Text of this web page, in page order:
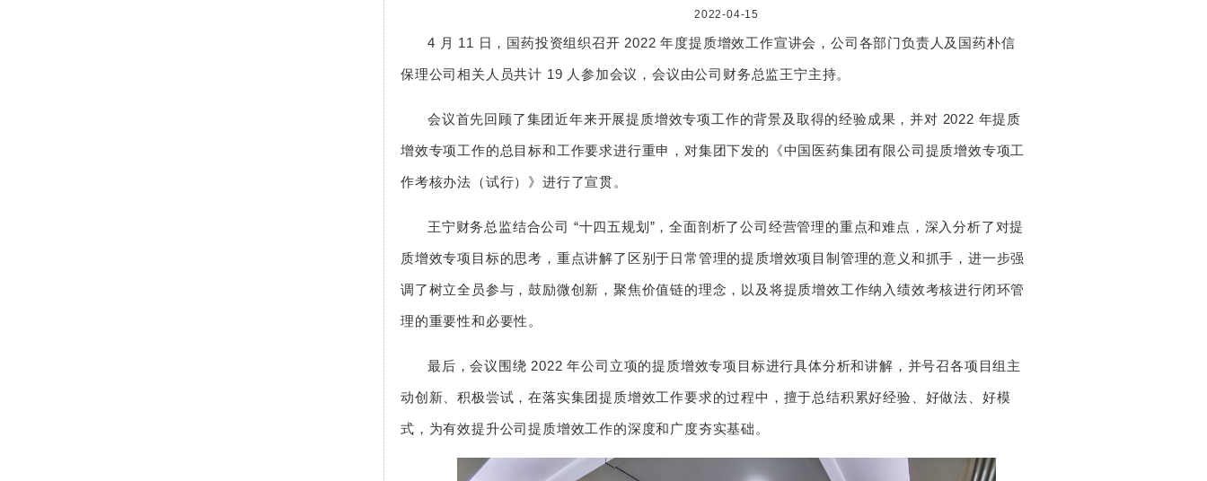
2022-04-15
4 月 11 日，国药投资组织召开 2022 年度提质增效工作宣讲会，公司各部门负责人及国药朴信
保理公司相关人员共计 19 人参加会议，会议由公司财务总监王宁主持。
会议首先回顾了集团近年来开展提质增效专项工作的背景及取得的经验成果，并对 2022 年提质
增效专项工作的总目标和工作要求进行重申，对集团下发的《中国医药集团有限公司提质增效专项工
作考核办法（试行）》进行了宣贯。
王宁财务总监结合公司 “十四五规划”，全面剖析了公司经营管理的重点和难点，深入分析了对提
质增效专项目标的思考，重点讲解了区别于日常管理的提质增效项目制管理的意义和抓手，进一步强
调了树立全员参与，鼓励微创新，聚焦价值链的理念，以及将提质增效工作纳入绩效考核进行闭环管
理的重要性和必要性。
最后，会议围绕 2022 年公司立项的提质增效专项目标进行具体分析和讲解，并号召各项目组主
动创新、积极尝试，在落实集团提质增效工作要求的过程中，擅于总结积累好经验、好做法、好模
式，为有效提升公司提质增效工作的深度和广度夯实基础。